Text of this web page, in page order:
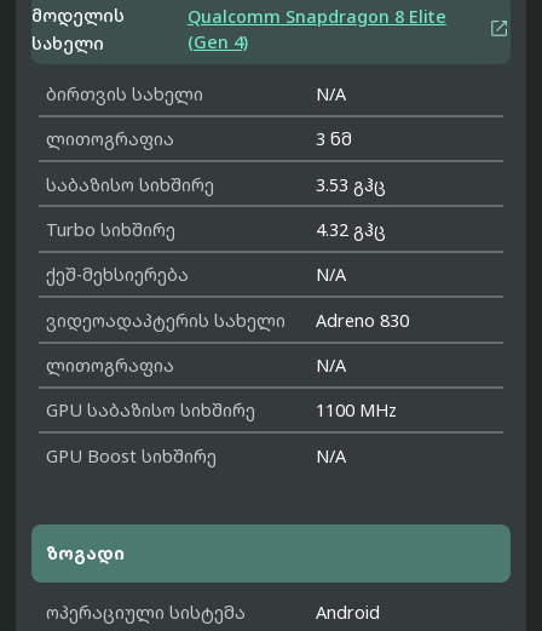
მოდელის
სახელი
Qualcomm Snapdragon 8 Elite
(Gen 4)

ბირთვის სახელი
N/A
ლითოგრაფია
3 ნმ
საბაზისო სიხშირე
3.53 გჰც
Turbo სიხშირე
4.32 გჰც
ქეშ-მეხსიერება
N/A
ვიდეოადაპტერის სახელი
Adreno 830
ლითოგრაფია
N/A
GPU საბაზისო სიხშირე
1100 MHz
GPU Boost სიხშირე
N/A
ზოგადი
ოპერაციული სისტემა
Android